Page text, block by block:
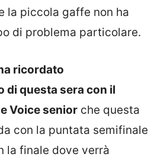
la piccola gaffe non ha
di problema particolare.
ricordato
di questa sera con il
Voice senior che questa
con la puntata semifinale
la finale dove verrà